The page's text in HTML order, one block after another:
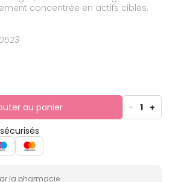
concentrée en actifs ciblés.
au panier - 1 +
la pharmacie